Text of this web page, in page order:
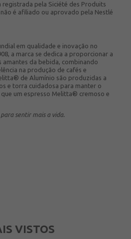
pela Siciété des Produits
é afiliado ou aprovado pela Nestlé
em qualidade e inovação no
a marca se dedica a proporcionar a
amantes da bebida, combinando
na produção de cafés e
de Alumínio são produzidas a
e torra cuidadosa para manter o
um espresso Melitta® cremoso e
sentir mais a vida.
VISTOS